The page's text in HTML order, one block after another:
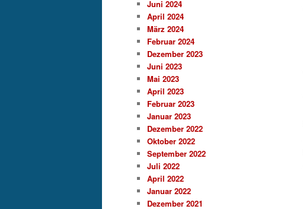
Juni 2024
April 2024
März 2024
Februar 2024
Dezember 2023
Juni 2023
Mai 2023
April 2023
Februar 2023
Januar 2023
Dezember 2022
Oktober 2022
September 2022
Juli 2022
April 2022
Januar 2022
Dezember 2021